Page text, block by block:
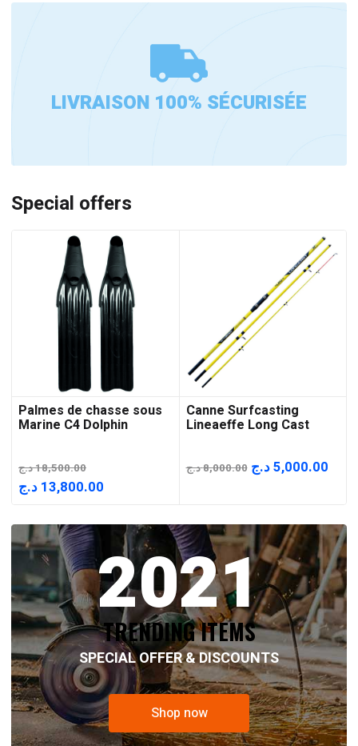
LIVRAISON 100% SÉCURISÉE
Special offers
Palmes de chasse sous
Marine C4 Dolphin
18,500.00د.ج
Le
initial
était :
18,500.00 د.ج.
13,800.00 د.ج
actuel
est :
13,800.00 د.ج.
Canne Surfcasting
Lineaeffe Long Cast
8,000.00د.ج
Le
était :
8,000.00 د.ج.
5,000.00د.ج
Le
est :
2021
TRENDING ITEMS
SPECIAL OFFER & DISCOUNTS
Shop now